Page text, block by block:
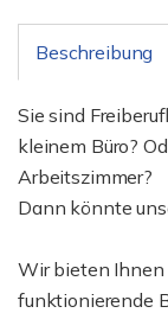
Beschreibung
Sie sind
kleinem Büro?
Arbeitszimmer?
Dann könnte
Wir bieten Ihnen
funktionierende